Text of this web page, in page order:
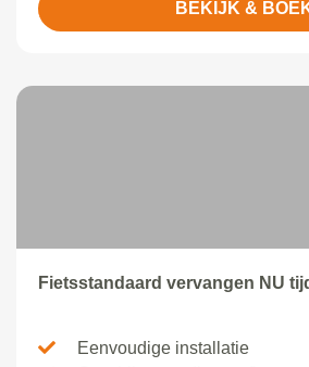
BEKIJK &
Fietsstandaard vervangen NU
Eenvoudige installatie